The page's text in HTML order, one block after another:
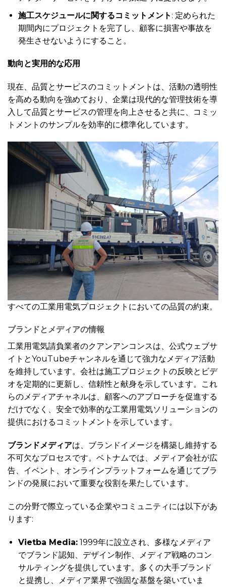
施工スケジュールに関するコミットメント : 定められた
期間内にプロジェクトを完了し、顧客に損害や事故を
発生させないようにすること。
動向と実用的な応用
現在、品質とサービスのコミットメントは、活動の透明性
を高める動向を強めており、企業は現代的な管理技術を導
入して品質とサービスの管理を向上させると共に、コミッ
トメントのサンプルを効率的に標準化しています。
すべての工業用電気プロジェクトにおいての品質の約束。
ブランドとメディアの情報
工業用電気請負業者のクアンアンコンスは、公式ウェブサ
イトとYouTubeチャンネルを通じて強力なメディア活動
を維持しています。会社は施工プロジェクトの反映とビデ
オを定期的に更新し、信頼性と献身を示しています。これ
らのメディアチャネルは、顧客へのアプローチを促進する
だけでなく、安全で効率的な工業用電気ソリューションの
提供におけるコミットメントを示しています。
ブランドメディアは、ブランドイメージを構築し維持する
不可欠なプロセスです。ベトナムでは、メディア会社が広
告、イベント、オンラインプラットフォームを通じてブラ
ンドの発展において重要な役割を果たしています。
この分野で際立っている企業やコミュニティには以下があ
ります:
Vietba Media:1999年に設立され、多様なメディア
でブランド認知、デザイン制作、メディア戦略のコン
サルティングを提供しています。多くの大手ブランド
と提携し、メディア業界で強固な基盤を築いていま